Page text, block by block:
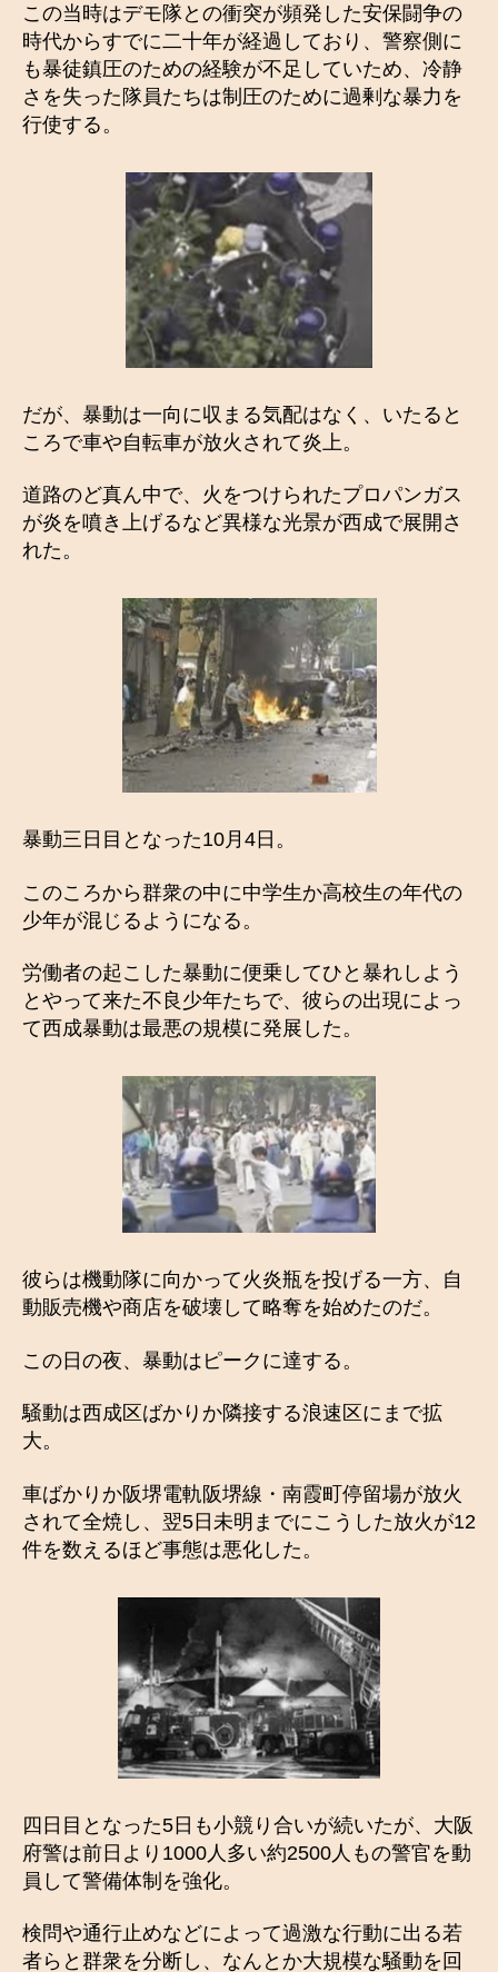
この当時はデモ隊との衝突が頻発した安保闘争の
時代からすでに二十年が経過しており、警察側に
も暴徒鎮圧のための経験が不足していため、冷静
さを失った隊員たちは制圧のために過剰な暴力を
行使する。
だが、暴動は一向に収まる気配はなく、いたると
ころで車や自転車が放火されて炎上。
道路のど真ん中で、火をつけられたプロパンガス
が炎を噴き上げるなど異様な光景が西成で展開さ
れた。
暴動三日目となった10月4日。
このころから群衆の中に中学生か高校生の年代の
少年が混じるようになる。
労働者の起こした暴動に便乗してひと暴れしよう
とやって来た不良少年たちで、彼らの出現によっ
て西成暴動は最悪の規模に発展した。
彼らは機動隊に向かって火炎瓶を投げる一方、自
動販売機や商店を破壊して略奪を始めたのだ。
この日の夜、暴動はピークに達する。
騒動は西成区ばかりか隣接する浪速区にまで拡
大。
車ばかりか阪堺電軌阪堺線・南霞町停留場が放火
されて全焼し、翌5日未明までにこうした放火が12
件を数えるほど事態は悪化した。
四日目となった5日も小競り合いが続いたが、大阪
府警は前日より1000人多い約2500人もの警官を動
員して警備体制を強化。
検問や通行止めなどによって過激な行動に出る若
者らと群衆を分断し、なんとか大規模な騒動を回